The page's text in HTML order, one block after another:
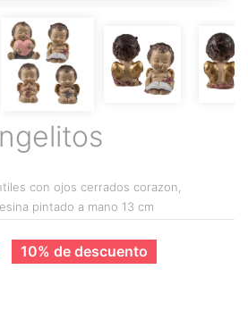
con ojos cerrados corazon,
pintado a mano 13 cm
10% de descuento